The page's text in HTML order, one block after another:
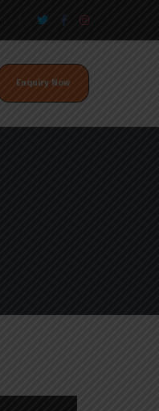
Enquiry Now